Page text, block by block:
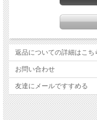
返品についての詳細はこち
お問い合わせ
友達にメールですすめる